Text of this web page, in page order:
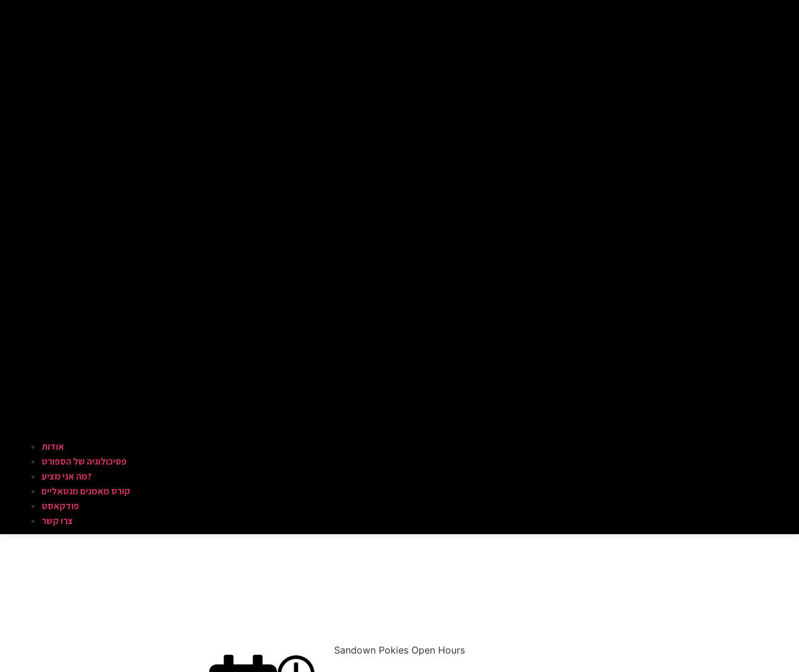
אודות
פסיכולוגיה של הספורט
מה אני מציע?
קורס מאמנים מנטאליים
פודקאסט
צרו קשר
Sandown Pokies Open Hours